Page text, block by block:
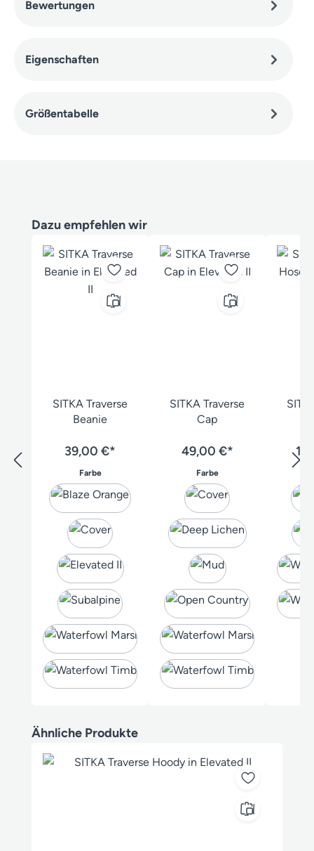
Bewertungen
Eigenschaften
Größentabelle
Produktgalerie überspringen
Dazu empfehlen wir
SITKA Traverse
Beanie
39,00 €*
Farbeauswählen
SITKA Traverse
Cap
49,00 €*
Farbeauswählen
Produktgalerie überspringen
Ähnliche Produkte